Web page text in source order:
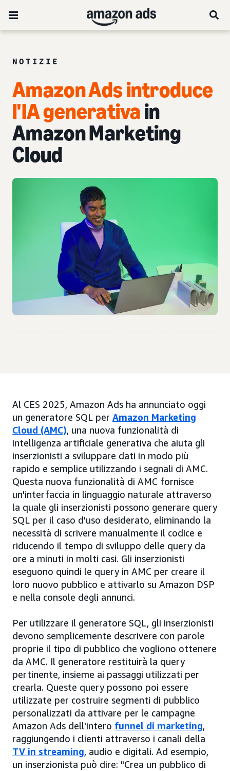
NOTIZIE
Amazon Ads introduce
l'IA generativain
Amazon Marketing
Cloud
Al CES 2025, Amazon Ads ha annunciato oggi
un generatore SQL per Amazon Marketing
Cloud (AMC), una nuova funzionalità di
intelligenza artificiale generativa che aiuta gli
inserzionisti a sviluppare dati in modo più
rapido e semplice utilizzando i segnali di AMC.
Questa nuova funzionalità di AMC fornisce
un'interfaccia in linguaggio naturale attraverso
la quale gli inserzionisti possono generare query
SQL per il caso d'uso desiderato, eliminando la
necessità di scrivere manualmente il codice e
riducendo il tempo di sviluppo delle query da
ore a minuti in molti casi. Gli inserzionisti
eseguono quindi le query in AMC per creare il
loro nuovo pubblico e attivarlo su Amazon DSP
e nella console degli annunci.
Per utilizzare il generatore SQL, gli inserzionisti
devono semplicemente descrivere con parole
proprie il tipo di pubblico che vogliono ottenere
da AMC. Il generatore restituirà la query
pertinente, insieme ai passaggi utilizzati per
crearla. Queste query possono poi essere
utilizzate per costruire segmenti di pubblico
personalizzati da attivare per le campagne
Amazon Ads dell'intero funnel di marketing,
raggiungendo i clienti attraverso i canali della
TV in streaming, audio e digitali. Ad esempio,
un inserzionista può dire: "Crea un pubblico di